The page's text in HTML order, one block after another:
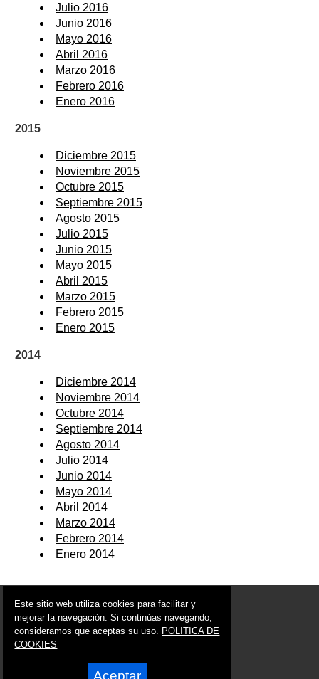
Julio 2016
Junio 2016
Mayo 2016
Abril 2016
Marzo 2016
Febrero 2016
Enero 2016
2015
Diciembre 2015
Noviembre 2015
Octubre 2015
Septiembre 2015
Agosto 2015
Julio 2015
Junio 2015
Mayo 2015
Abril 2015
Marzo 2015
Febrero 2015
Enero 2015
2014
Diciembre 2014
Noviembre 2014
Octubre 2014
Septiembre 2014
Agosto 2014
Julio 2014
Junio 2014
Mayo 2014
Abril 2014
Marzo 2014
Febrero 2014
Enero 2014
© 2006 - 2026 Portal de Blanca Noticias
info@portaldeblanca.es
Síguenos en:
Este sitio web utiliza cookies para facilitar y
mejorar la navegación. Si continúas navegando,
consideramos que aceptas su uso. POLITICA DE
COOKIES
Aceptar